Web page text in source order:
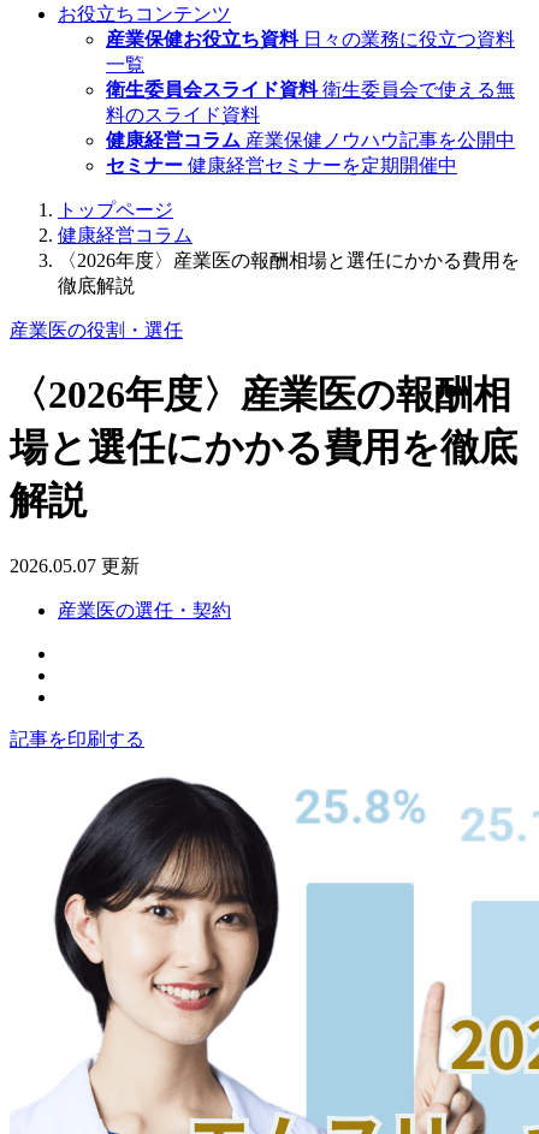
お役立ちコンテンツ
産業保健お役立ち資料日々の業務に役立つ資料
一覧
衛生委員会スライド資料衛生委員会で使える無
料のスライド資料
健康経営コラム 産業保健ノウハウ記事を公開中
セミナー 健康経営セミナーを定期開催中
トップページ
健康経営コラム
〈2026年度〉産業医の報酬相場と選任にかかる費用を
徹底解説
産業医の役割・選任
〈2026年度〉産業医の報酬相
場と選任にかかる費用を徹底
解説
2026.05.07 更新
産業医の選任・契約
記事を印刷する